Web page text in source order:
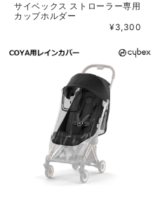
サイベックス ストローラー専用
カップホルダー
¥3,300